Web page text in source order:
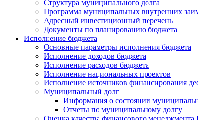
Структура муниципального долга
Программа муниципальных внутренних
Адресный инвестиционный перечень
Документы по планированию бюджета
Исполнение бюджета
Основные параметры исполнения бюджета
Исполнение доходов бюджета
Исполнение расходов бюджета
Исполнение национальных проектов
Исполнение источников финансирования
Муниципальный долг
Информация о состоянии
Отчеты по муниципальному долгу